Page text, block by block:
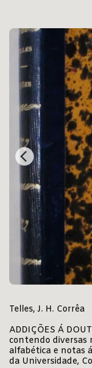
Telles, J. H. Corrêa
ADDIÇÕES Á
contendo diversas
alfabética e notas
da Universidade,